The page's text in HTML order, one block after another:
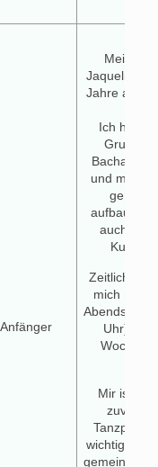
Anfänger
Mein
Jaqueline,
Jahre alt
Ich habe
Bachata
und
gerne
aufbauen,
auch für
Kurse
Zeitlich
mich
Uhr)
Mir ist ein
wichtig, der
gemeinsam